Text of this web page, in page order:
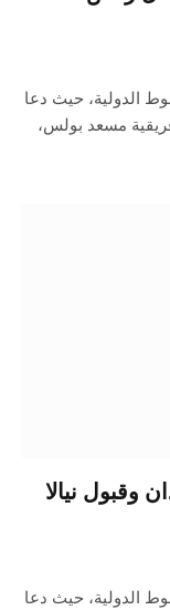
الدولية، حيث دعا
مسعد بولس،
وقبول نيالا
الدولية، حيث دعا